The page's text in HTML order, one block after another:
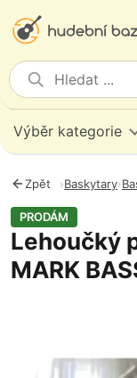
Výběr kategorie
Zpět ›Baskytary›
PRODÁM
Lehoučký
MARK